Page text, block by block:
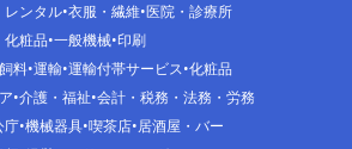
レンタル 衣服・繊維 医院・診療所
化粧品 一般機械 印刷
料 運輸 運輸付帯サービス 化粧品
介護・福祉 会計・税務・法務・労務
庁 機械器具 喫茶店 居酒屋・バー